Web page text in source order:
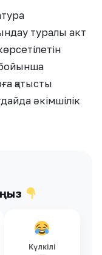
туралы акт
бойынша
қатысты
әкімшілік
Күлкілі